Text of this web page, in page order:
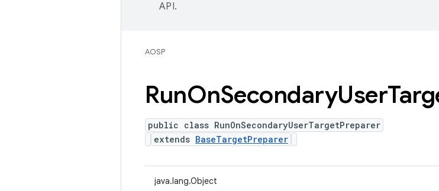
API.
AOSP
RunOnSecondaryUser
public class RunOnSecondaryUserTargetPreparer
extends BaseTargetPreparer
java.lang.Object